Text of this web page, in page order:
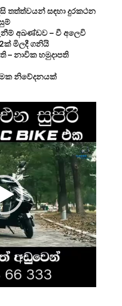
තත්ත්වයන් සඳහා දුරකථන
අඛණ්ඩව – වී අලෙවි
මිලදී ගනියි
– නාවික හමුදාපති
නිවේදනයක්